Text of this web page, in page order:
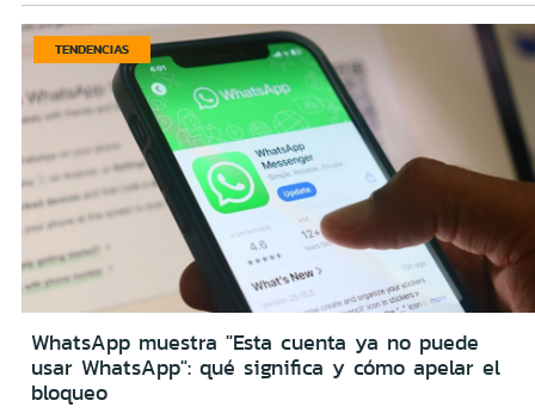
TENDENCIAS
WhatsApp muestra "Esta cuenta ya no puede
usar WhatsApp": qué significa y cómo apelar el
bloqueo